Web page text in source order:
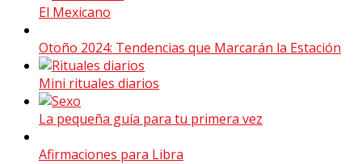
El Mexicano
Otoño 2024: Tendencias que Marcarán la Estación
Mini rituales diarios
La pequeña guía para tu primera vez
Afirmaciones para Libra